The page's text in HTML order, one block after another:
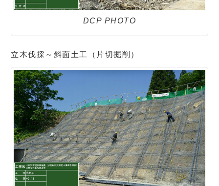
DCP PHOTO
立木伐採～斜面土工（片切掘削）